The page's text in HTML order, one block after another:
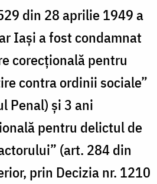
din 28 aprilie 1949 a
Iași a fost condamnat
corecțională pentru
contra ordinii sociale”
Penal) și 3 ani
pentru delictul de
(art. 284 din
prin Decizia nr. 1210